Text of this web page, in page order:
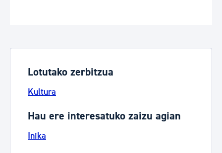
Lotutako zerbitzua
Kultura
Hau ere interesatuko zaizu agian
Inika